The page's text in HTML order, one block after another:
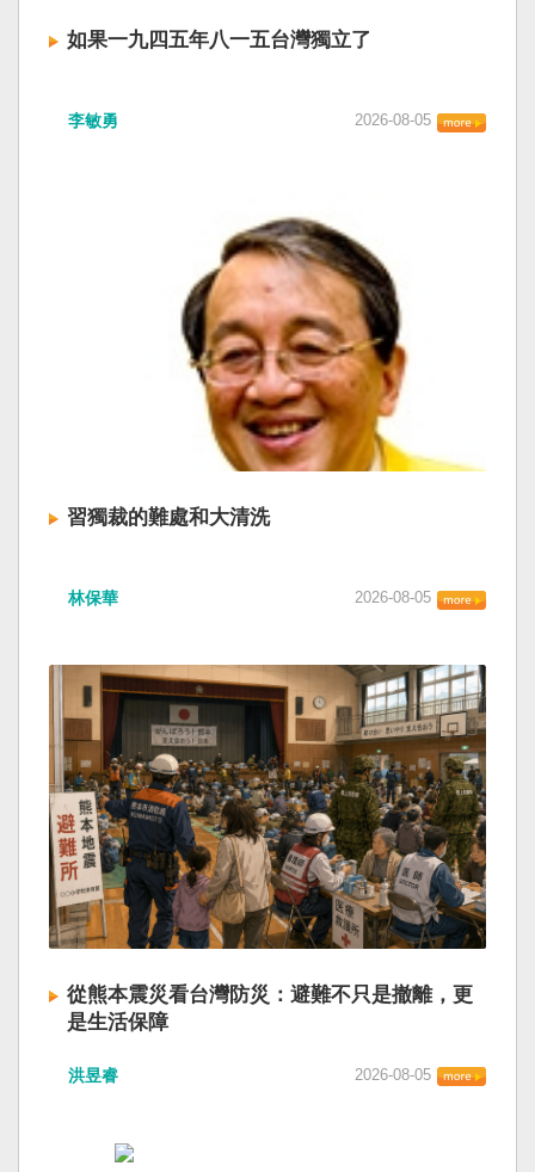
如果一九四五年八一五台灣獨立了
李敏勇 2026-08-05
習獨裁的難處和大清洗
林保華 2026-08-05
從熊本震災看台灣防災：避難不只是撤離，更
是生活保障
洪昱睿 2026-08-05